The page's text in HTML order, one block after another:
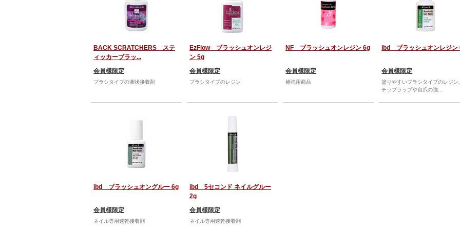
BACK SCRATCHERS ステ
ィッカーブラッ...
会員様限定
ブラシタイプの液状接着剤
EzFlow ブラッシュオンレジ
ン 5g
会員様限定
ブラシタイプのレジン
NF ブラッシュオンレジン 6g
会員様限定
補強用商品
ibd ブラッシュオンレジン
会員様限定
塗りやすいブラシタイプのレジン
チップラップや自爪の強...
ibd ブラッシュオングルー 6g
会員様限定
ネイル専用速乾接着剤
ibd 5セコンド ネイルグルー
2g
会員様限定
ネイル専用速乾接着剤